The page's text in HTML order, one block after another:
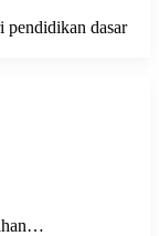
pendidikan dasar